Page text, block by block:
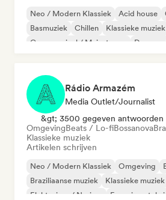
Neo / Modern Klassiek Acid house
Basmuziek
Chillen
Klassieke muziek
Commercieel / Mainstream
Rádio Armazém
Media Outlet/Journalist
&gt; 3500 gegeven antwoorden
OmgevingBeats / Lo-fiBossanova
Klassieke muziek
Artikelen schrijven
Neo / Modern Klassiek Omgeving
Braziliaanse muziek
Klassieke muziek
Elektrojazz / Nu-jazz
Experimentele